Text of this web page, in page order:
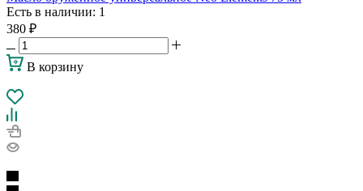
Есть в наличии: 1
380 ₽
В корзину